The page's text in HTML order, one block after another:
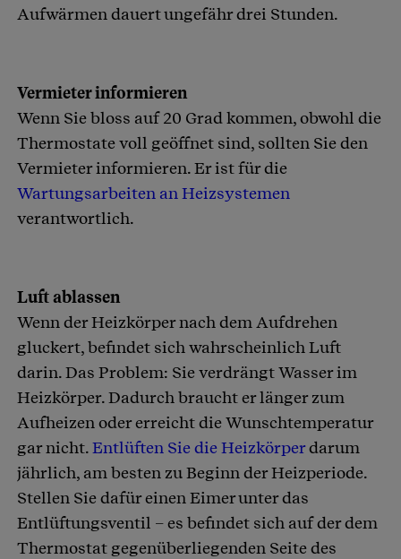
Aufwärmen dauert ungefähr drei Stunden.
Vermieter informieren
Wenn Sie bloss auf 20 Grad kommen, obwohl die
Thermostate voll geöffnet sind, sollten Sie den
Vermieter informieren. Er ist für die
Wartungsarbeiten an Heizsystemen
verantwortlich.
Luft ablassen
Wenn der Heizkörper nach dem Aufdrehen
gluckert, befindet sich wahrscheinlich Luft
darin. Das Problem: Sie verdrängt Wasser im
Heizkörper. Dadurch braucht er länger zum
Aufheizen oder erreicht die Wunschtemperatur
gar nicht.Entlüften Sie die Heizkörperdarum
jährlich, am besten zu Beginn der Heizperiode.
Stellen Sie dafür einen Eimer unter das
Entlüftungsventil – es befindet sich auf der dem
Thermostat gegenüberliegenden Seite des